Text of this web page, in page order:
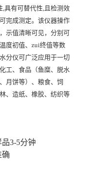
,具有可替代性, 且检测效
完成测定。该仪器操作
示值清晰可见，分别可
度初值、zui终值等数
分仪可广泛应用于一切
工、食品（鱼糜、脱水
月饼等）、粮食、饲
、造纸、橡胶、纺织等
品3-5分钟
确